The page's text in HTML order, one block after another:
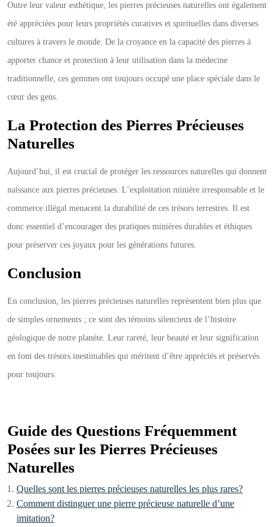
Outre leur valeur esthétique, les pierres précieuses naturelles ont également
été appréciées pour leurs propriétés curatives et spirituelles dans diverses
cultures à travers le monde. De la croyance en la capacité des pierres à
apporter chance et protection à leur utilisation dans la médecine
traditionnelle, ces gemmes ont toujours occupé une place spéciale dans le
cœur des gens.
La Protection des Pierres Précieuses
Naturelles
Aujourd’hui, il est crucial de protéger les ressources naturelles qui donnent
naissance aux pierres précieuses. L’exploitation minière irresponsable et le
commerce illégal menacent la durabilité de ces trésors terrestres. Il est
donc essentiel d’encourager des pratiques minières durables et éthiques
pour préserver ces joyaux pour les générations futures.
Conclusion
En conclusion, les pierres précieuses naturelles représentent bien plus que
de simples ornements ; ce sont des témoins silencieux de l’histoire
géologique de notre planète. Leur rareté, leur beauté et leur signification
en font des trésors inestimables qui méritent d’être appréciés et préservés
pour toujours.
Guide des Questions Fréquemment
Posées sur les Pierres Précieuses
Naturelles
Quelles sont les pierres précieuses naturelles les plus rares?
Comment distinguer une pierre précieuse naturelle d’une
imitation?